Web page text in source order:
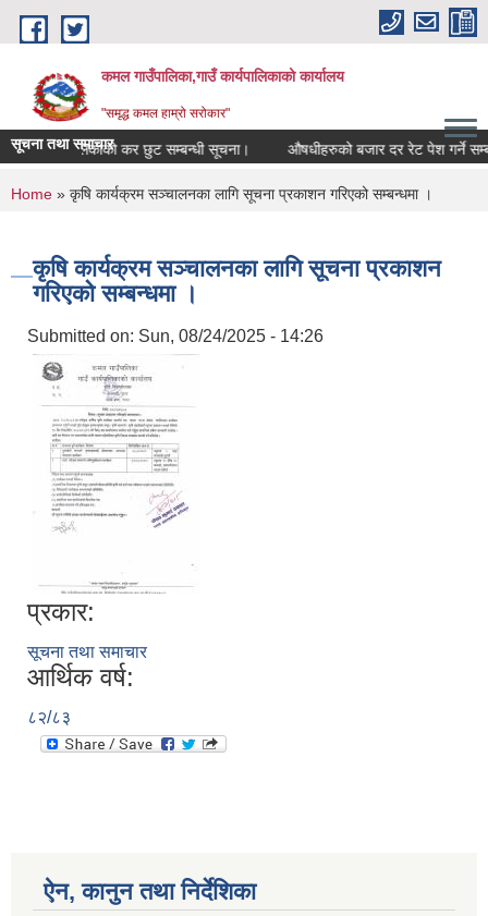
Skip to main content
कमल गाउँपालिका,गाउँ कार्यपालिकाको कार्यालय
"समृद्ध कमल हाम्रो सरोकार"
सूचना तथा समाचार
कमल गाउँपालिकाको कर छुट सम्बन्धी सूचना। औषधीहरुको बजार दर रेट पेश गर्ने
You are here
Home » कृषि कार्यक्रम सञ्चालनका लागि सूचना प्रकाशन गरिएको सम्बन्धमा ।
कृषि कार्यक्रम सञ्चालनका लागि सूचना प्रकाशन
गरिएको सम्बन्धमा ।
Submitted on: Sun, 08/24/2025 - 14:26
प्रकार:
सूचना तथा समाचार
आर्थिक वर्ष:
८२/८३
ऐन, कानुन तथा निर्देशिका